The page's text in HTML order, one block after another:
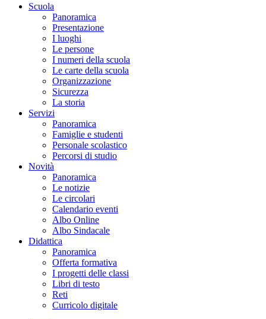
Scuola
Panoramica
Presentazione
I luoghi
Le persone
I numeri della scuola
Le carte della scuola
Organizzazione
Sicurezza
La storia
Servizi
Panoramica
Famiglie e studenti
Personale scolastico
Percorsi di studio
Novità
Panoramica
Le notizie
Le circolari
Calendario eventi
Albo Online
Albo Sindacale
Didattica
Panoramica
Offerta formativa
I progetti delle classi
Libri di testo
Reti
Curricolo digitale